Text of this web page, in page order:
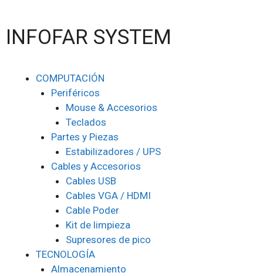
INFOFAR SYSTEM
COMPUTACIÓN
Periféricos
Mouse & Accesorios
Teclados
Partes y Piezas
Estabilizadores / UPS
Cables y Accesorios
Cables USB
Cables VGA / HDMI
Cable Poder
Kit de limpieza
Supresores de pico
TECNOLOGÍA
Almacenamiento